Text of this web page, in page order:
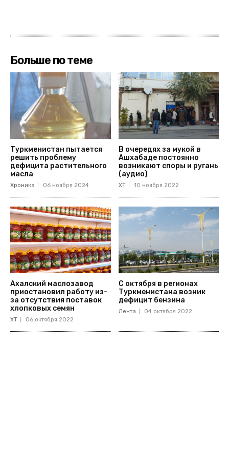
Больше по теме
Туркменистан пытается
решить проблему
дефицита растительного
масла
Хроника 06 ноября 2024
В очередях за мукой в
Ашхабаде постоянно
возникают споры и ругань
(аудио)
ХТ 10 ноября 2022
Ахалский маслозавод
приостановил работу из-
за отсутствия поставок
хлопковых семян
ХТ 06 октября 2022
С октября в регионах
Туркменистана возник
дефицит бензина
Лента 04 октября 2022